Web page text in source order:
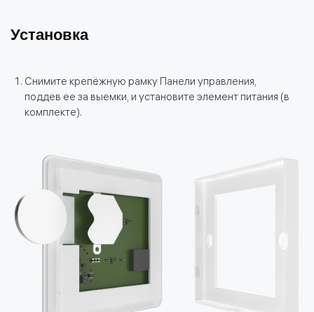
Установка
Снимите крепёжную рамку Панели управления,
поддев ее за выемки, и установите элемент питания (в
комплекте).